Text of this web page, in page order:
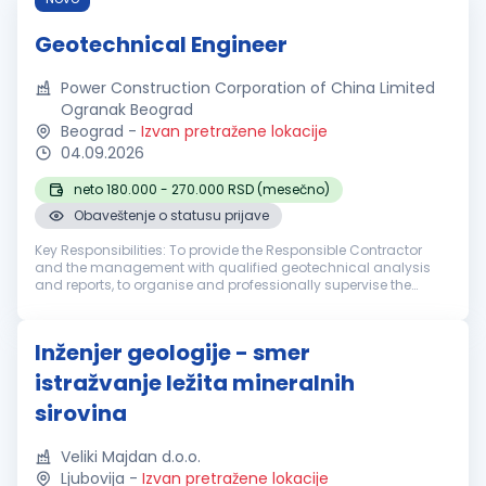
Geotechnical Engineer
Power Construction Corporation of China Limited
Ogranak Beograd
Beograd - Izvan pretražene lokacije
04.09.2026
neto 180.000 - 270.000 RSD (mesečno)
Obaveštenje o statusu prijave
Key Responsibilities: To provide the Responsible Contractor
and the management with qualified geotechnical analysis
and reports, to organise and professionally supervise the
Inženjer geologije - smer
istražvanje ležita mineralnih
sirovina
Veliki Majdan d.o.o.
Ljubovija - Izvan pretražene lokacije